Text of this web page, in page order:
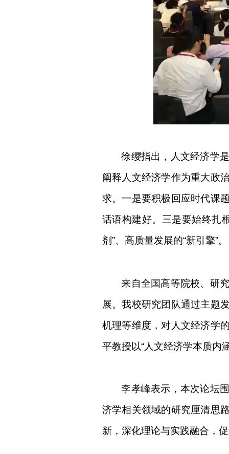
徐缨指出，人文经济学
阐释人文经济学作为重大政
求。一是要积极回应时代课
话语构建好。三是要始终扎
剂”、高质量发展的“新引擎”。
来自全国高等院校、研
展。我校研究团队通过主题
机理等维度，对人文经济学
平教授以“人文经济学本质内
李孝峰表示，本次论坛
济学相关领域的研究厘清思
新，深化理论与实践融合，